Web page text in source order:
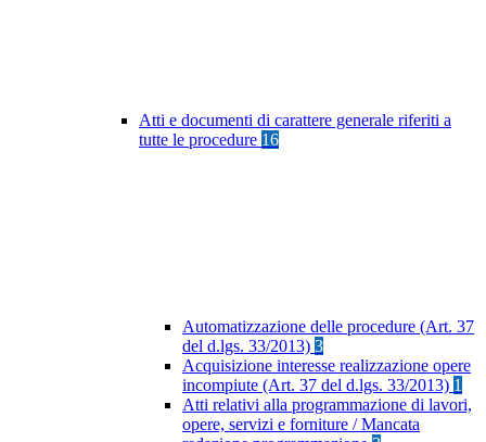
Atti e documenti di carattere generale riferiti a
tutte le procedure 16
Automatizzazione delle procedure (Art. 37
del d.lgs. 33/2013) 3
Acquisizione interesse realizzazione opere
incompiute (Art. 37 del d.lgs. 33/2013) 1
Atti relativi alla programmazione di lavori,
opere, servizi e forniture / Mancata